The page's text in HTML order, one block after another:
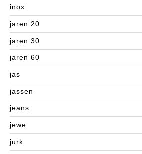
inox
jaren 20
jaren 30
jaren 60
jas
jassen
jeans
jewe
jurk